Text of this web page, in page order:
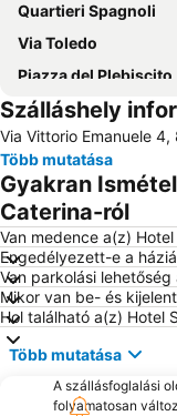
Quartieri Spagnoli
Via Toledo
Piazza del Plebiscito
Bagnoli
Historic Centre of
Lido di Licola
Castel dell'Ovo
San Carlo Opera
Piazza Tasso
Stazione di Sorrento
Fuorigrotta
Duomo di Amalfi
Centro storico
Szálláshely
Via Vittorio Emanuele
Több mutatása
Gyakran
Caterina-ról
Van medence a(z)
Engedélyezett-e a
Van parkolási
Mikor van be- és
Hol található a(z) Hotel
Több mutatása
A szállásfoglalási
folyamatosan